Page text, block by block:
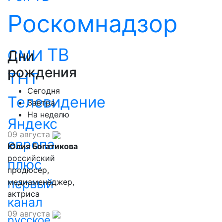
Роскомнадзор
СМИ ТВ
ТНТ
Телевидение
Яндекс
европа
плюс
первый
канал
Дни
рождения
Сегодня
Завтра
На неделю
09 августа
Юлия Богатикова
российский
продюсер,
медиаменеджер,
актриса
09 августа